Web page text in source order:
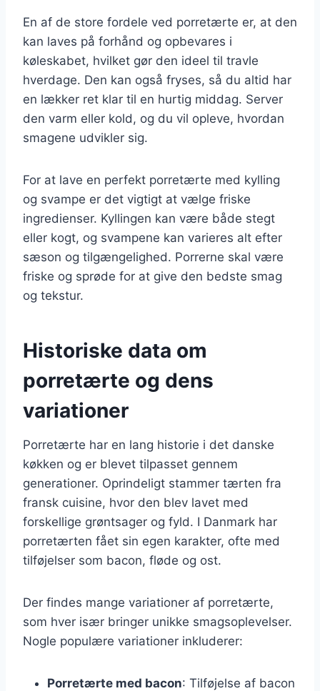
En af de store fordele ved porretærte er, at den
kan laves på forhånd og opbevares i
køleskabet, hvilket gør den ideel til travle
hverdage. Den kan også fryses, så du altid har
en lækker ret klar til en hurtig middag. Server
den varm eller kold, og du vil opleve, hvordan
smagene udvikler sig.
For at lave en perfekt porretærte med kylling
og svampe er det vigtigt at vælge friske
ingredienser. Kyllingen kan være både stegt
eller kogt, og svampene kan varieres alt efter
sæson og tilgængelighed. Porrerne skal være
friske og sprøde for at give den bedste smag
og tekstur.
Historiske data om
porretærte og dens
variationer
Porretærte har en lang historie i det danske
køkken og er blevet tilpasset gennem
generationer. Oprindeligt stammer tærten fra
fransk cuisine, hvor den blev lavet med
forskellige grøntsager og fyld. I Danmark har
porretærten fået sin egen karakter, ofte med
tilføjelser som bacon, fløde og ost.
Der findes mange variationer af porretærte,
som hver især bringer unikke smagsoplevelser.
Nogle populære variationer inkluderer:
Porretærte med bacon: Tilføjelse af bacon